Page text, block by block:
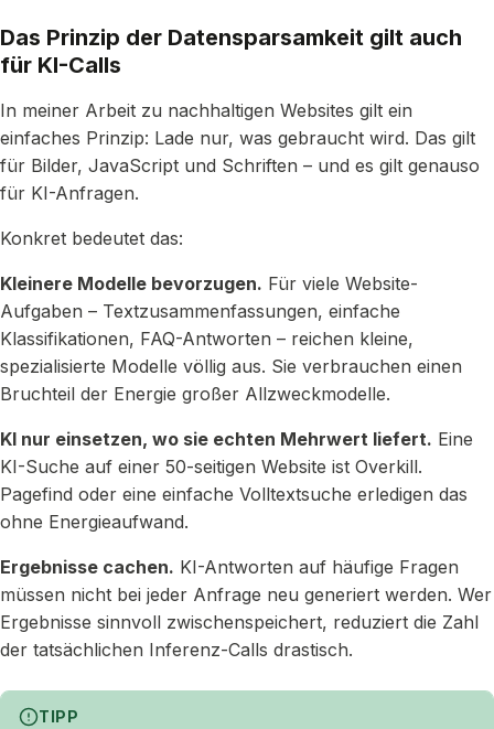
Das Prinzip der Datensparsamkeit gilt auch
für KI-Calls
In meiner Arbeit zu nachhaltigen Websites gilt ein
einfaches Prinzip: Lade nur, was gebraucht wird. Das gilt
für Bilder, JavaScript und Schriften – und es gilt genauso
für KI-Anfragen.
Konkret bedeutet das:
Kleinere Modelle bevorzugen. Für viele Website-
Aufgaben – Textzusammenfassungen, einfache
Klassifikationen, FAQ-Antworten – reichen kleine,
spezialisierte Modelle völlig aus. Sie verbrauchen einen
Bruchteil der Energie großer Allzweckmodelle.
KI nur einsetzen, wo sie echten Mehrwert liefert. Eine
KI-Suche auf einer 50-seitigen Website ist Overkill.
Pagefind oder eine einfache Volltextsuche erledigen das
ohne Energieaufwand.
Ergebnisse cachen. KI-Antworten auf häufige Fragen
müssen nicht bei jeder Anfrage neu generiert werden. Wer
Ergebnisse sinnvoll zwischenspeichert, reduziert die Zahl
der tatsächlichen Inferenz-Calls drastisch.
TIPP